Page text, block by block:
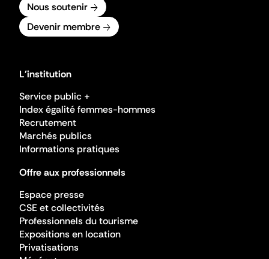
Nous soutenir
Devenir membre
L'institution
Service public +
Index égalité femmes-hommes
Recrutement
Marchés publics
Informations pratiques
Offre aux professionnels
Espace presse
CSE et collectivités
Professionnels du tourisme
Expositions en location
Privatisations